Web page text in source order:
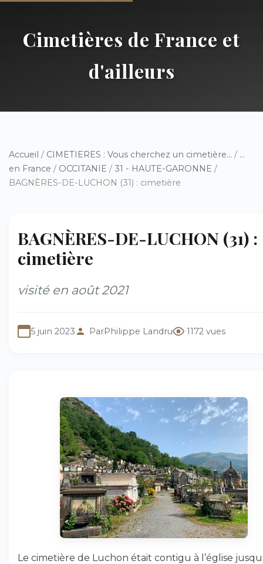
Cimetières de France et
d'ailleurs
Accueil / CIMETIERES : Vous cherchez un cimetière... / ...
en France / OCCITANIE / 31 - HAUTE-GARONNE /
BAGNÈRES-DE-LUCHON (31) : cimetière
BAGNÈRES-DE-LUCHON (31) :
cimetière
visité en août 2021
5 juin 2023 ParPhilippe Landru 1172 vues
Le cimetière de Luchon était contigu à l’église